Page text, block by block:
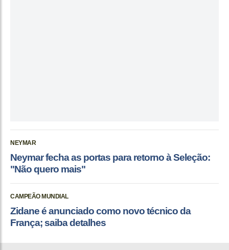
NEYMAR
Neymar fecha as portas para retorno à Seleção:
"Não quero mais"
CAMPEÃO MUNDIAL
Zidane é anunciado como novo técnico da
França; saiba detalhes